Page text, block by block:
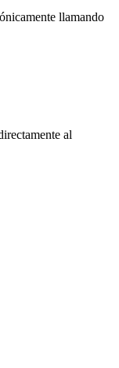
llamando
al